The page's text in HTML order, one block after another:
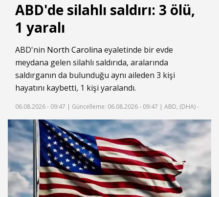
ABD'de silahlı saldırı: 3 ölü,
1 yaralı
ABD'nin North Carolina eyaletinde bir evde
meydana gelen silahlı saldırıda, aralarında
saldırganın da bulunduğu aynı aileden 3 kişi
hayatını kaybetti, 1 kişi yaralandı.
06.08.2026 - 09:47 | Güncelleme: 06.08.2026 - 09:47 | ABD, (DHA) -